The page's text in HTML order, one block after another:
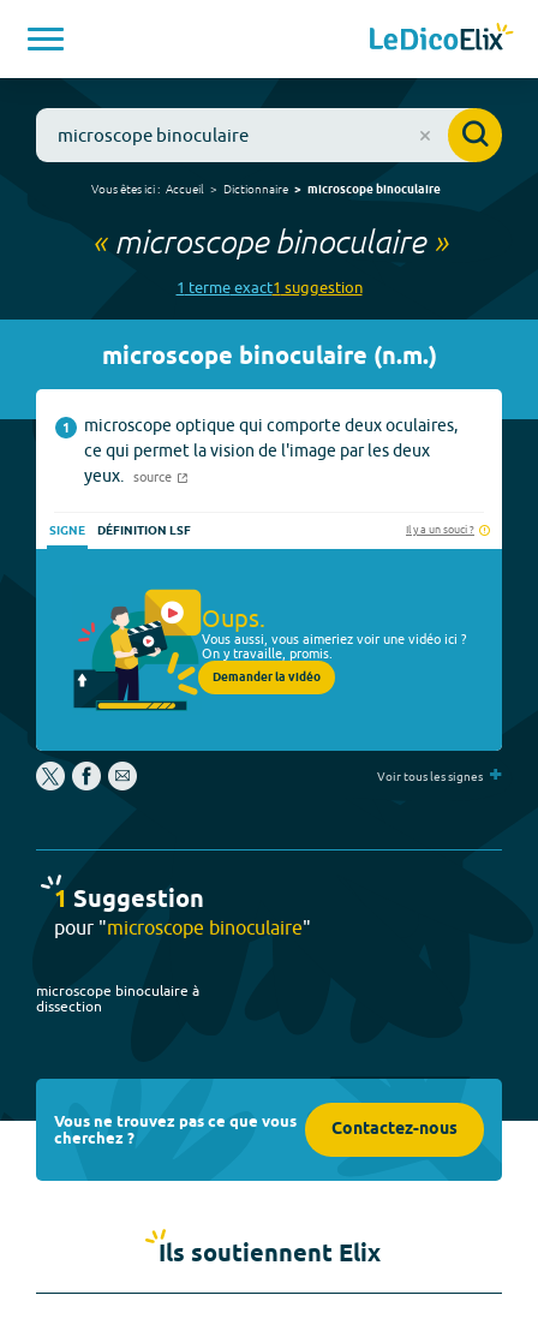
Vous êtes ici : Accueil Dictionnaire microscope binoculaire
« microscope binoculaire»
1 termeexact1 suggestion
microscope binoculaire (n.m.)
1
microscope optique qui comporte deux oculaires,
ce qui permet la vision de l'image par les deux
yeux.
source
SIGNE DÉFINITION LSF Il y a un souci ?
Oups.
Vous aussi, vous aimeriez voir une vidéo ici ?
On y travaille, promis.
Demander la vidéo
Voir tous les signes +
1 Suggestion
pour "microscope binoculaire"
microscope binoculaire à
dissection
Vous ne trouvez pas ce que vous
cherchez ? Contactez-nous
Ils soutiennent Elix